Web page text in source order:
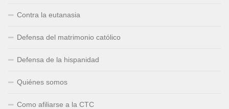
Contra la eutanasia
Defensa del matrimonio católico
Defensa de la hispanidad
Quiénes somos
Como afiliarse a la CTC